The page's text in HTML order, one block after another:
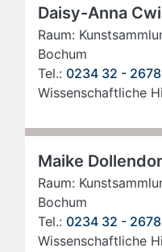
Daisy-Anna
Raum:
Bochum
Tel.: 0234 32 -
Wissenschaftliche
Maike
Raum:
Bochum
Tel.: 0234 32 -
Wissenschaftliche